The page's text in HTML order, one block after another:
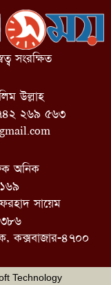
সংরক্ষিত
উল্লাহ
২৬৯ ৫৬৩
অনিক
সায়েম
কক্সবাজার-৪৭০০
Technology